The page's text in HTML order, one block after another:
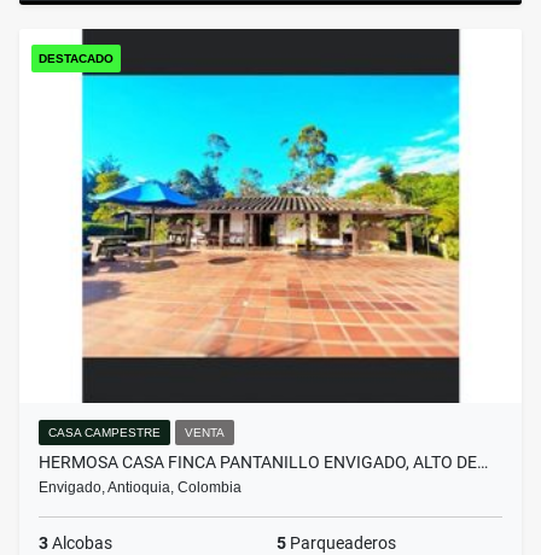
DESTACADO
CASA CAMPESTRE VENTA
HERMOSA CASA FINCA PANTANILLO ENVIGADO, ALTO DE…
Envigado, Antioquia, Colombia
3Alcobas 5 Parqueaderos